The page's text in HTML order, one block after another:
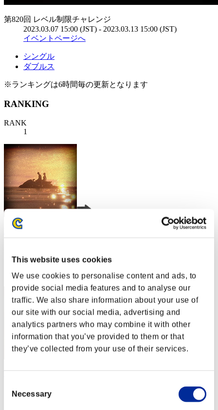
This website uses cookies
We use cookies to personalise content and ads, to
provide social media features and to analyse our
traffic. We also share information about your use of
our site with our social media, advertising and
analytics partners who may combine it with other
information that you’ve provided to them or that
they’ve collected from your use of their services.
Selection
Necessary
第820回 レベル制限チャレンジ
2023.03.07 15:00 (JST) - 2023.03.13 15:00 (JST)
イベントページへ
シングル
ダブルス
※ランキングは6時間毎の更新となります
RANKING
RANK
1
Lu-yun
RANK
1
RaDa
スコア:Lv:1/02'01"54